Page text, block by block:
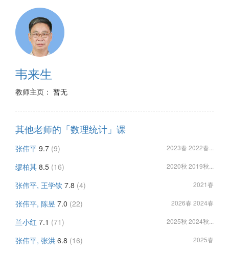
韦来生
教师主页： 暂无
其他老师的「数理统计」课
张伟平 9.7 (9) 2023春 2022春...
缪柏其 8.5 (16) 2020秋 2019秋...
张伟平, 王学钦 7.8 (4) 2021春
张伟平, 陈昱 7.0 (22) 2026春 2024春
兰小红 7.1 (71) 2025秋 2024秋...
张伟平, 张洪 6.8 (16) 2025春